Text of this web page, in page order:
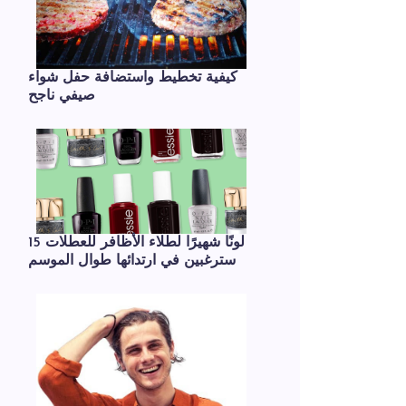
كيفية تخطيط واستضافة حفل شواء
صيفي ناجح
15 لونًا شهيرًا لطلاء الأظافر للعطلات
سترغبين في ارتدائها طوال الموسم